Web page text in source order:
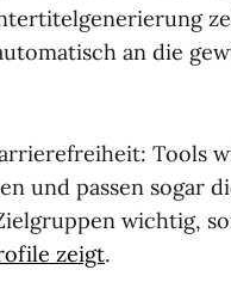
an die
Tools
und passen sogar
wichtig,
zeigt.